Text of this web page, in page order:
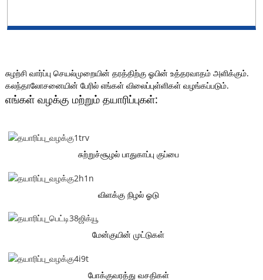
சுழற்சி வார்ப்பு செயல்முறையின் தரத்திற்கு ஓபின் உத்தரவாதம் அளிக்கும்.
கலந்தாலோசனையின் பேரில் எங்கள் விலைப்புள்ளிகள் வழங்கப்படும்.
எங்கள் வழக்கு மற்றும் தயாரிப்புகள்:
சுற்றுச்சூழல் பாதுகாப்பு குப்பை
விளக்கு நிழல் ஓடு
மேன்குயின் முட்டுகள்
போக்குவரத்து வசதிகள்